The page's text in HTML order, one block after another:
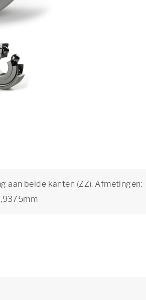
aan beide kanten (ZZ). Afmetingen: